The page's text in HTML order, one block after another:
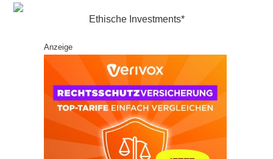
Ethische Investments*
Anzeige